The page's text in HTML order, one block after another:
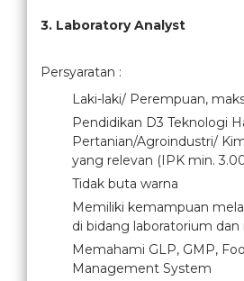
3. Laboratory Analyst
Persyaratan :
Laki-laki/ Perempuan,
Pendidikan D3 Teknologi
Pertanian/Agroindustri/
yang relevan (IPK min.
Tidak buta warna
Memiliki kemampuan
di bidang laboratorium
Memahami GLP, GMP,
Management System